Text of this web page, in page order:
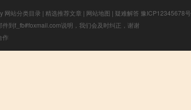
网站分类目录 | 精选推荐文章 | 网站地图 | 疑难解答 豫ICP12345678号
到f_fb#foxmail.com说明，我们会及时纠正，谢谢
作